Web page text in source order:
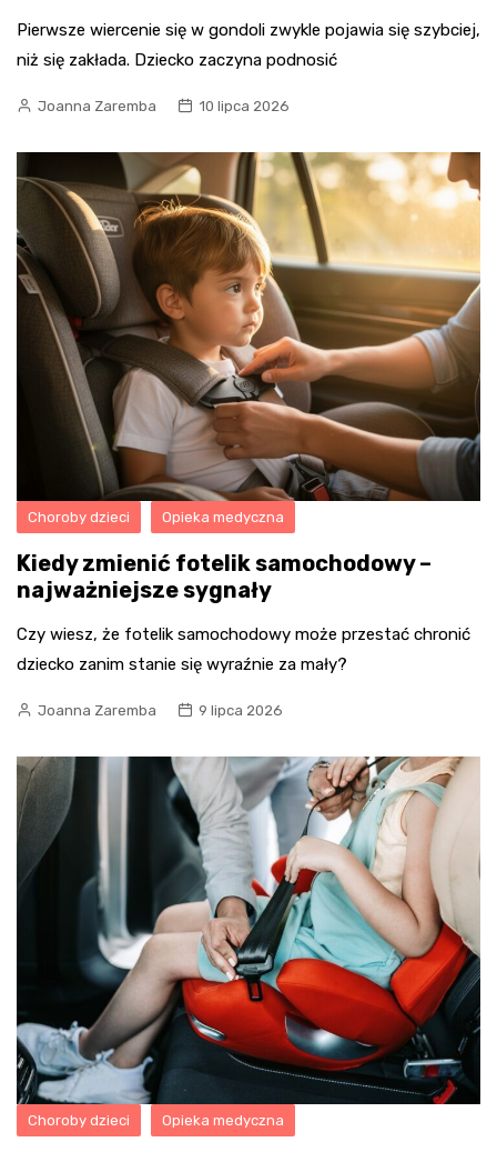
Pierwsze wiercenie się w gondoli zwykle pojawia się szybciej,
niż się zakłada. Dziecko zaczyna podnosić
Joanna Zaremba 10 lipca 2026
Choroby dzieci Opieka medyczna
Kiedy zmienić fotelik samochodowy –
najważniejsze sygnały
Czy wiesz, że fotelik samochodowy może przestać chronić
dziecko zanim stanie się wyraźnie za mały?
Joanna Zaremba 9 lipca 2026
Choroby dzieci Opieka medyczna